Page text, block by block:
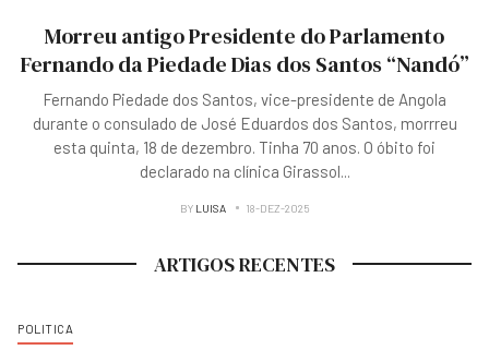
Morreu antigo Presidente do Parlamento
Fernando da Piedade Dias dos Santos “Nandó”
Fernando Piedade dos Santos, vice-presidente de Angola
durante o consulado de José Eduardos dos Santos, morrreu
esta quinta, 18 de dezembro. Tinha 70 anos. O óbito foi
declarado na clínica Girassol...
BY LUISA 18-DEZ-2025
ARTIGOS RECENTES
POLITICA